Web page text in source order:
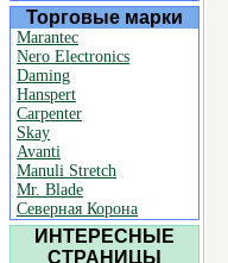
Торговые марки
Marantec
Nero Electronics
Daming
Hanspert
Carpenter
Skay
Avanti
Manuli Stretch
Mr. Blade
Северная Корона
ИНТЕРЕСНЫЕ
СТРАНИЦЫ